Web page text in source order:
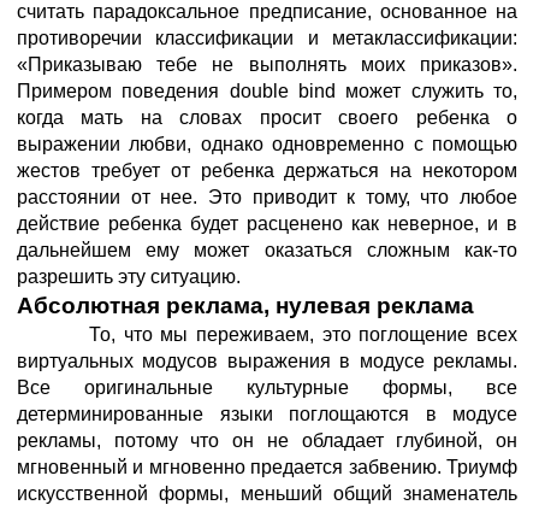
считать парадоксальное предписание, основанное на
противоречии классификации и метаклассификации:
«Приказываю тебе не выполнять моих приказов».
Примером поведения double bind может служить то,
когда мать на словах просит своего ребенка о
выражении любви, однако одновременно с помощью
жестов требует от ребенка держаться на некотором
расстоянии от нее. Это приводит к тому, что любое
действие ребенка будет расценено как неверное, и в
дальнейшем ему может оказаться сложным как-то
разрешить эту ситуацию.
Абсолютная реклама, нулевая реклама
То, что мы переживаем, это поглощение всех
виртуальных модусов выражения в модусе рекламы.
Все оригинальные культурные формы, все
детерминированные языки поглощаются в модусе
рекламы, потому что он не обладает глубиной, он
мгновенный и мгновенно предается забвению. Триумф
искусственной формы, меньший общий знаменатель